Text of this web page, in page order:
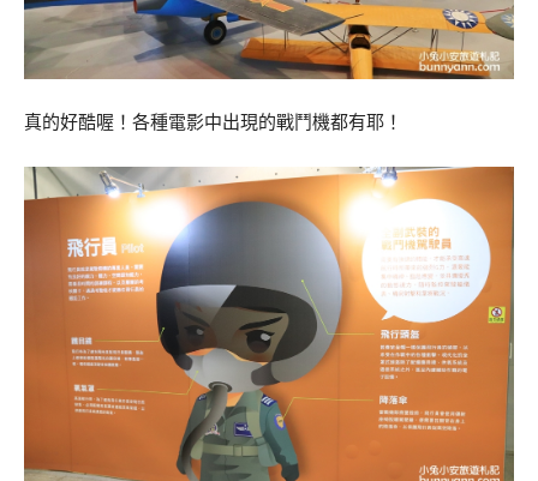
真的好酷喔！各種電影中出現的戰鬥機都有耶！